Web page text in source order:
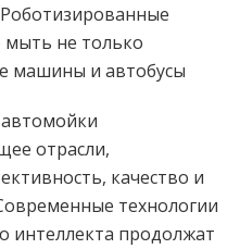
мыть не только
машины и автобусы
отрасли,
качество и
технологии
интеллекта продолжат